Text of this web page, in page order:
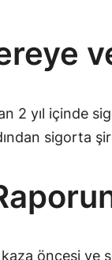
2 yıl içinde
sigorta
öncesi ve